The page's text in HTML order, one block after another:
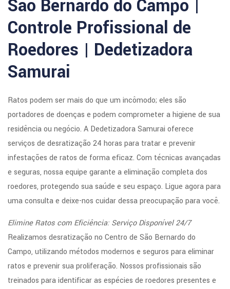
São Bernardo do Campo |
Controle Profissional de
Roedores | Dedetizadora
Samurai
Ratos podem ser mais do que um incômodo; eles são
portadores de doenças e podem comprometer a higiene de sua
residência ou negócio. A Dedetizadora Samurai oferece
serviços de desratização 24 horas para tratar e prevenir
infestações de ratos de forma eficaz. Com técnicas avançadas
e seguras, nossa equipe garante a eliminação completa dos
roedores, protegendo sua saúde e seu espaço. Ligue agora para
uma consulta e deixe-nos cuidar dessa preocupação para você.
Elimine Ratos com Eficiência: Serviço Disponível 24/7
Realizamos desratização no Centro de São Bernardo do
Campo, utilizando métodos modernos e seguros para eliminar
ratos e prevenir sua proliferação. Nossos profissionais são
treinados para identificar as espécies de roedores presentes e